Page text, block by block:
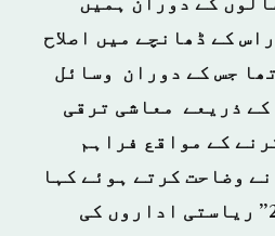
کے دوران ہمیں
کے ڈھانچے میں اصلاح
جس کے دوران وسائل
ذریعے معاشی ترقی
کے مواقع فراہم
وضاحت کرتے ہوئے کہا
کہ "سعودی وژن 2030” ریاستی اداروں کی